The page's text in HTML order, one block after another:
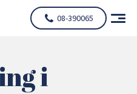
08-390065
i